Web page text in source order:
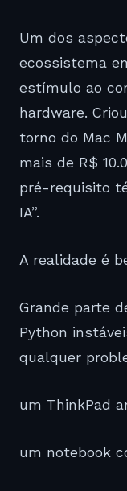
Um dos
ecossistema
estímulo ao
hardware.
torno do Mac
mais de R$
pré-requisito
IA”.
A realidade é
Grande parte
Python
qualquer
um ThinkPad
um notebook